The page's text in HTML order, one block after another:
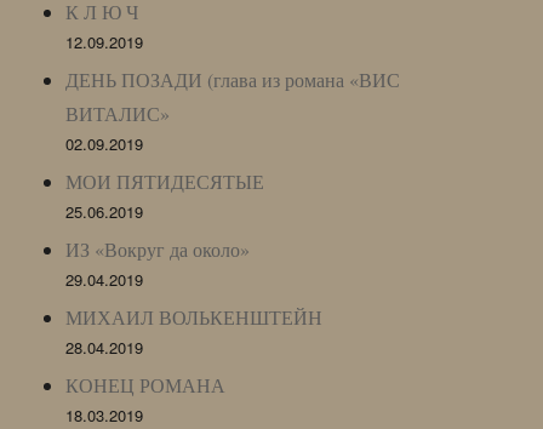
К Л Ю Ч
12.09.2019
ДЕНЬ ПОЗАДИ (глава из романа «ВИС
ВИТАЛИС»
02.09.2019
МОИ ПЯТИДЕСЯТЫЕ
25.06.2019
ИЗ «Вокруг да около»
29.04.2019
МИХАИЛ ВОЛЬКЕНШТЕЙН
28.04.2019
КОНЕЦ РОМАНА
18.03.2019